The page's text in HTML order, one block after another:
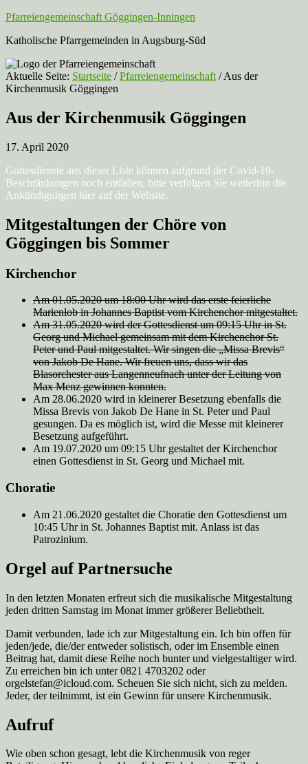
Pfarreiengemeinschaft Göggingen-Inningen
Katholische Pfarrgemeinden in Augsburg-Süd
Aktuelle Seite: Startseite / Pfarreiengemeinschaft /Aus der
Kirchenmusik Göggingen
Aus der Kirchenmusik Göggingen
17. April 2020
Gottesdienste aus dieser Liste können aufgrund der Covid-19-
Beschränkungen noch entfallen, bitte verfolgen Sie weiterhin die
Ankündigungen hier auf der Website.
Mitgestaltungen der Chöre von
Göggingen bis Sommer
Kirchenchor
Am 01.05.2020 um 18:00 Uhr wird das erste feierliche
Marienlob in Johannes Baptist vom Kirchenchor mitgestaltet.
Am 31.05.2020 wird der Gottesdienst um 09:15 Uhr in St.
Georg und Michael gemeinsam mit dem Kirchenchor St.
Peter und Paul mitgestaltet. Wir singen die „Missa Brevis“
von Jakob De Hane. Wir freuen uns, dass wir das
Blasorchester aus Langenneufnach unter der Leitung von
Max Menz gewinnen konnten.
Am 28.06.2020 wird in kleinerer Besetzung ebenfalls die
Missa Brevis von Jakob De Hane in St. Peter und Paul
gesungen. Da es möglich ist, wird die Messe mit kleinerer
Besetzung aufgeführt.
Am 19.07.2020 um 09:15 Uhr gestaltet der Kirchenchor
einen Gottesdienst in St. Georg und Michael mit.
Choratie
Am 21.06.2020 gestaltet die Choratie den Gottesdienst um
10:45 Uhr in St. Johannes Baptist mit. Anlass ist das
Patrozinium.
Orgel auf Partnersuche
In den letzten Monaten erfreut sich die musikalische Mitgestaltung
jeden dritten Samstag im Monat immer größerer Beliebtheit.
Damit verbunden, lade ich zur Mitgestaltung ein. Ich bin offen für
jeden/jede, die/der entweder solistisch, oder im Ensemble einen
Beitrag hat, damit diese Reihe noch bunter und vielgestaltiger wird.
Zu erreichen bin ich unter 0821 4703202 oder
orgelstefan@icloud.com. Scheuen Sie sich nicht, sich zu melden.
Jeder, der teilnimmt, ist ein Gewinn für unsere Kirchenmusik.
Aufruf
Wie oben schon gesagt, lebt die Kirchenmusik von reger